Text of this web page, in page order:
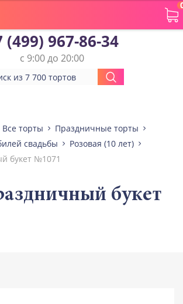
(499) 967-86-34
с 9:00 до 20:00
Все торты
Праздничные торты
свадьбы
Розовая (10 лет)
букет №1071
букет